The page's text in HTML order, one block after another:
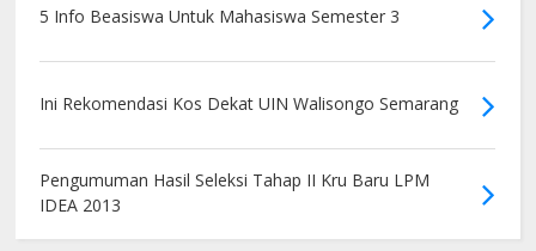
5 Info Beasiswa Untuk Mahasiswa Semester 3
Ini Rekomendasi Kos Dekat UIN Walisongo Semarang
Pengumuman Hasil Seleksi Tahap II Kru Baru LPM
IDEA 2013